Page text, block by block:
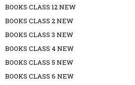
BOOKS CLASS 12 NEW
BOOKS CLASS 2 NEW
BOOKS CLASS 3 NEW
BOOKS CLASS 4 NEW
BOOKS CLASS 5 NEW
BOOKS CLASS 6 NEW